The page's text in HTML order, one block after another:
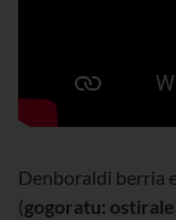
Denboraldi berria
(gogoratu: